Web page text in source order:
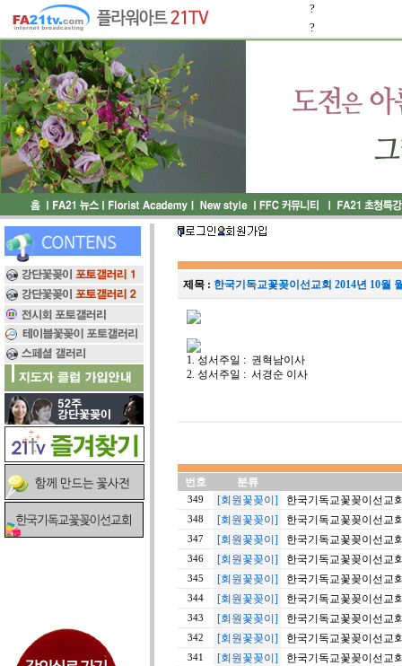
?
?
제목 : 한국기독교꽃꽂이선교회 2014년 10월
1. 성서주일 : 권혁남이사
2. 성서주일 : 서경순 이사
번호 분류
349 [회원꽃꽂이] 한국기독교꽃꽂이선교
348 [회원꽃꽂이] 한국기독교꽃꽂이선교
347 [회원꽃꽂이] 한국기독교꽃꽂이선교
346 [회원꽃꽂이] 한국기독교꽃꽂이선교
345 [회원꽃꽂이] 한국기독교꽃꽂이선교
344 [회원꽃꽂이] 한국기독교꽃꽂이선교
343 [회원꽃꽂이] 한국기독교꽃꽂이선교
342 [회원꽃꽂이] 한국기독교꽃꽂이선교
341 [회원꽃꽂이] 한국기독교꽃꽂이선교